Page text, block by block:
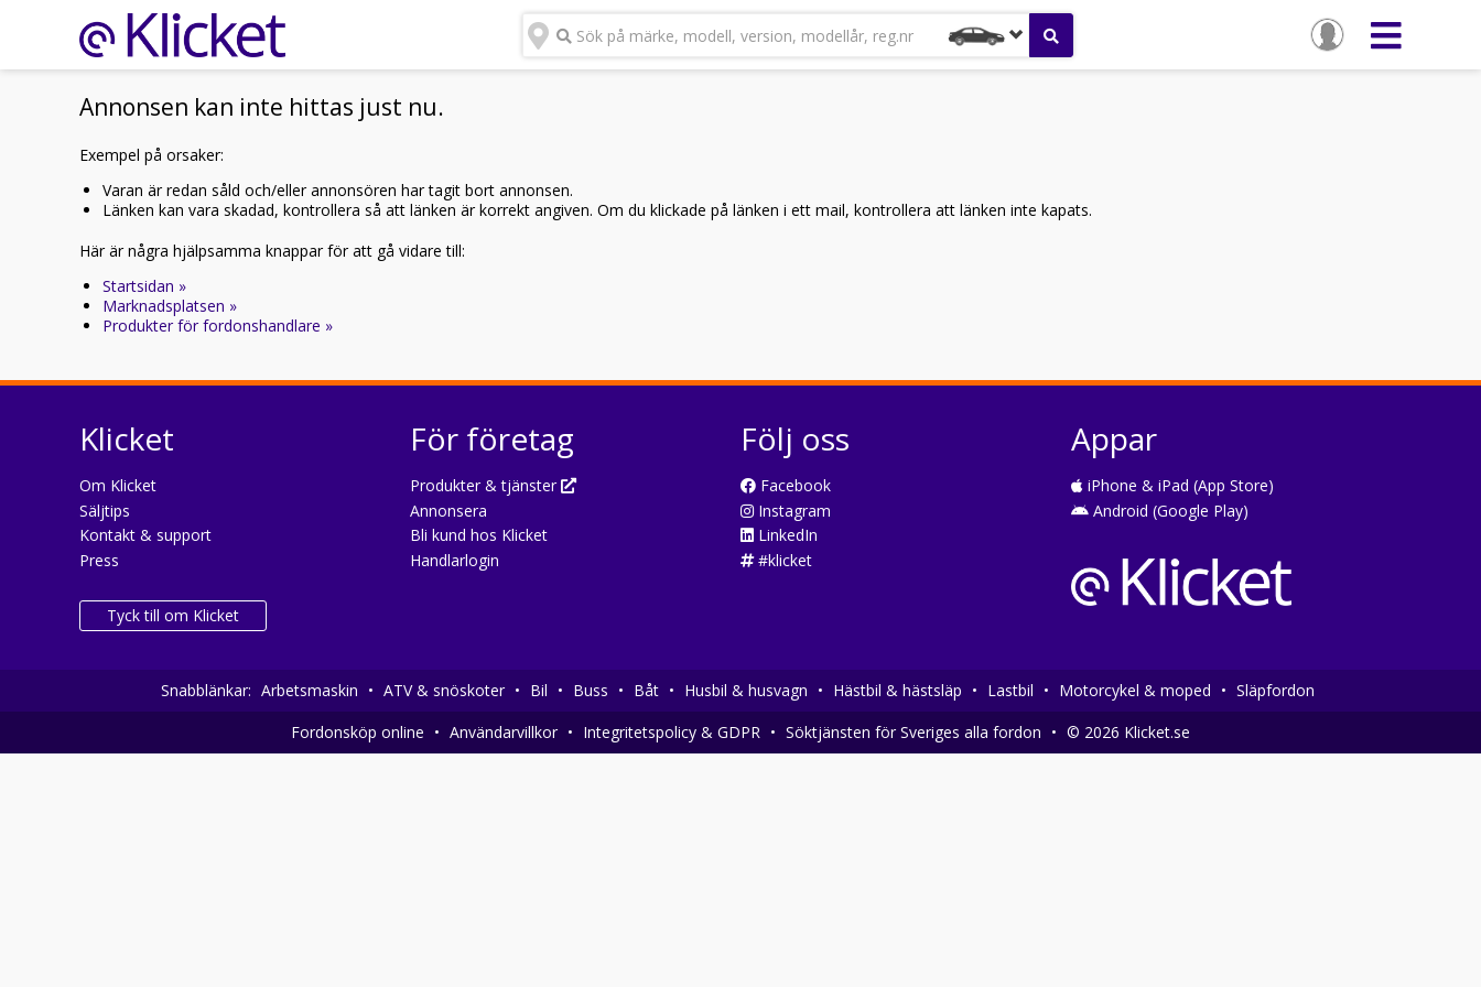
Sök på märke, modell, version, modellår, reg.nr
Annonsen kan inte hittas just nu.
Exempel på orsaker:
Varan är redan såld och/eller annonsören har tagit bort annonsen.
Länken kan vara skadad, kontrollera så att länken är korrekt angiven. Om du klickade på länken i ett mail, kontrollera att länken inte kapats.
Här är några hjälpsamma knappar för att gå vidare till:
Startsidan »
Marknadsplatsen »
Produkter för fordonshandlare »
Klicket
Om Klicket
Säljtips
Kontakt & support
Press
Tyck till om Klicket
För företag
Produkter & tjänster
Annonsera
Bli kund hos Klicket
Handlarlogin
Följ oss
Facebook
Instagram
LinkedIn
#klicket
Appar
iPhone & iPad (App Store)
Android (Google Play)
Snabblänkar: Arbetsmaskin • ATV & snöskoter • Bil • Buss • Båt • Husbil & husvagn • Hästbil & hästsläp • Lastbil • Motorcykel & moped • Släpfordon
Fordonsköp online • Användarvillkor • Integritetspolicy & GDPR • Söktjänsten för Sveriges alla fordon • © 2026 Klicket.se